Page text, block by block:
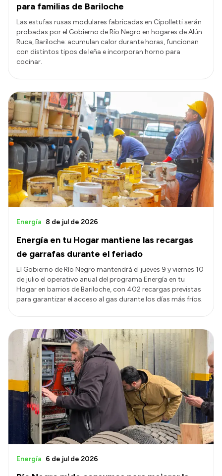
para familias de Bariloche
Las estufas rusas modulares fabricadas en Cipolletti serán
probadas por el Gobierno de Río Negro en hogares de Alún
Ruca, Bariloche: acumulan calor durante horas, funcionan
con distintos tipos de leña e incorporan horno para
cocinar.
Energía en tu Hogar mantiene las recargas
de garrafas durante el feriado
Energía 8 de jul de 2026
El Gobierno de Río Negro mantendrá el jueves 9 y viernes 10
de julio el operativo anual del programa Energía en tu
Hogar en barrios de Bariloche, con 402 recargas previstas
para garantizar el acceso al gas durante los días más fríos.
Energía 6 de jul de 2026